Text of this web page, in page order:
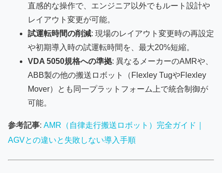
直感的な操作で、エンジニア以外でもルート設計や
レイアウト変更が可能。
試運転時間の削減: 現場のレイアウト変更時の再設定
や初期導入時の試運転時間を、最大20%短縮。
VDA 5050規格への準拠: 異なるメーカーのAMRや、
ABB製の他の搬送ロボット（Flexley TugやFlexley
Mover）とも同一プラットフォーム上で統合制御が
可能。
参考記事: AMR（自律走行搬送ロボット）完全ガイド｜
AGVとの違いと失敗しない導入手順